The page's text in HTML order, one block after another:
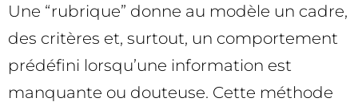
Une “rubrique” donne au modèle un cadre,
des critères et, surtout, un comportement
prédéfini lorsqu’une information est
manquante ou douteuse. Cette méthode